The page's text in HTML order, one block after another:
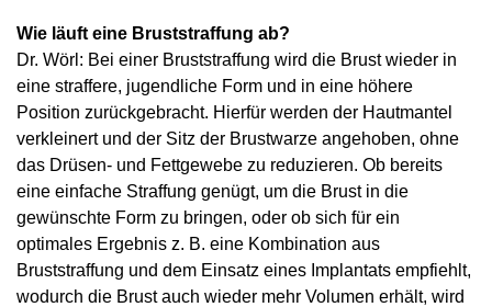
Wie läuft eine Bruststraffung ab?
Dr. Wörl: Bei einer Bruststraffung wird die Brust wieder in
eine straffere, jugendliche Form und in eine höhere
Position zurückgebracht. Hierfür werden der Hautmantel
verkleinert und der Sitz der Brustwarze angehoben, ohne
das Drüsen- und Fettgewebe zu reduzieren. Ob bereits
eine einfache Straffung genügt, um die Brust in die
gewünschte Form zu bringen, oder ob sich für ein
optimales Ergebnis z. B. eine Kombination aus
Bruststraffung und dem Einsatz eines Implantats empfiehlt,
wodurch die Brust auch wieder mehr Volumen erhält, wird